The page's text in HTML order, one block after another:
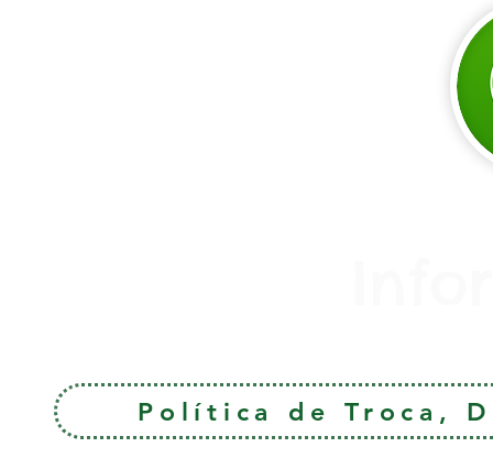
Política de Troca,